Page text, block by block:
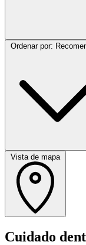
Vista de mapa
Cuidado